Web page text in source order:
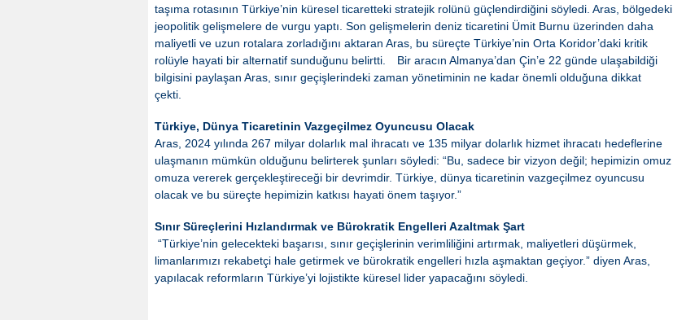
taşıma rotasının Türkiye’nin küresel ticaretteki stratejik rolünü güçlendirdiğini söyledi. Aras, bölgedeki
jeopolitik gelişmelere de vurgu yaptı. Son gelişmelerin deniz ticaretini Ümit Burnu üzerinden daha
maliyetli ve uzun rotalara zorladığını aktaran Aras, bu süreçte Türkiye’nin Orta Koridor’daki kritik
rolüyle hayati bir alternatif sunduğunu belirtti.
Bir aracın Almanya’dan Çin’e 22 günde ulaşabildiği
bilgisini paylaşan Aras, sınır geçişlerindeki zaman yönetiminin ne kadar önemli olduğuna dikkat
çekti.
Türkiye, Dünya Ticaretinin Vazgeçilmez Oyuncusu Olacak
Aras, 2024 yılında 267 milyar dolarlık mal ihracatı ve 135 milyar dolarlık hizmet ihracatı hedeflerine
ulaşmanın mümkün olduğunu belirterek şunları söyledi: “Bu, sadece bir vizyon değil; hepimizin omuz
omuza vererek gerçekleştireceği bir devrimdir. Türkiye, dünya ticaretinin vazgeçilmez oyuncusu
olacak ve bu süreçte hepimizin katkısı hayati önem taşıyor.”
Sınır Süreçlerini Hızlandırmak ve Bürokratik Engelleri Azaltmak Şart
“Türkiye’nin gelecekteki başarısı, sınır geçişlerinin verimliliğini artırmak, maliyetleri düşürmek,
limanlarımızı rekabetçi hale getirmek ve bürokratik engelleri hızla aşmaktan geçiyor.” diyen Aras,
yapılacak reformların Türkiye’yi lojistikte küresel lider yapacağını söyledi.